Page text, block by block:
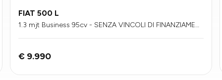
FIAT 500 L
1.3 mjt Business 95cv - SENZA VINCOLI DI FINANZIAMENT
€ 9.990